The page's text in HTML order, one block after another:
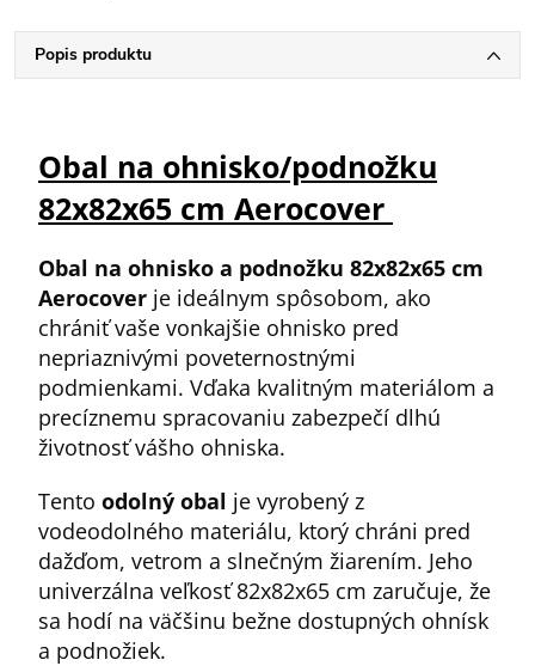
Popis produktu
Obal na ohnisko/podnožku
82x82x65 cm Aerocover
Obal na ohnisko a podnožku 82x82x65 cm
Aerocover je ideálnym spôsobom, ako
chrániť vaše vonkajšie ohnisko pred
nepriaznivými poveternostnými
podmienkami. Vďaka kvalitným materiálom a
precíznemu spracovaniu zabezpečí dlhú
životnosť vášho ohniska.
Tento odolný obal je vyrobený z
vodeodolného materiálu, ktorý chráni pred
dažďom, vetrom a slnečným žiarením. Jeho
univerzálna veľkosť 82x82x65 cm zaručuje, že
sa hodí na väčšinu bežne dostupných ohnísk
a podnožiek.